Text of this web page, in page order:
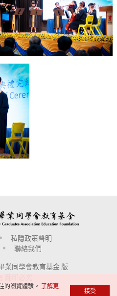
私隱政策聲明
聯絡我們
業同學會教育基金 版
的瀏覽體驗。 了解更
接受